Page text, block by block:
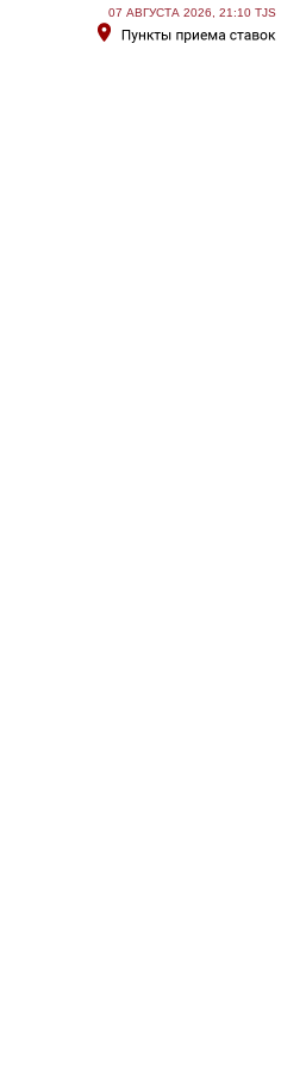
07 АВГУСТА 2026, 21:10 TJS